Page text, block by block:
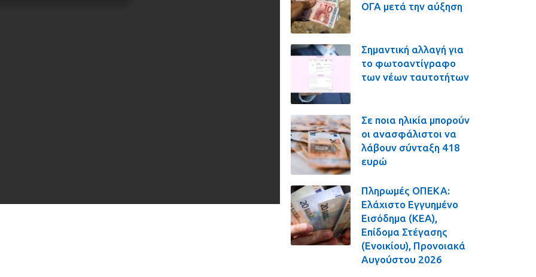
ΟΓΑ μετά την αύξηση
Σημαντική αλλαγή για
το φωτοαντίγραφο
των νέων ταυτοτήτων
Σε ποια ηλικία μπορούν
οι ανασφάλιστοι να
λάβουν σύνταξη 418
ευρώ
Πληρωμές ΟΠΕΚΑ:
Ελάχιστο Εγγυημένο
Εισόδημα (ΚΕΑ),
Επίδομα Στέγασης
(Ενοικίου), Προνοιακά
Αυγούστου 2026